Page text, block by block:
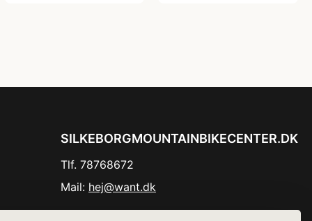
SILKEBORGMOUNTAINBIKECENTER.DK
Tlf. 78768672
Mail: hej@want.dk